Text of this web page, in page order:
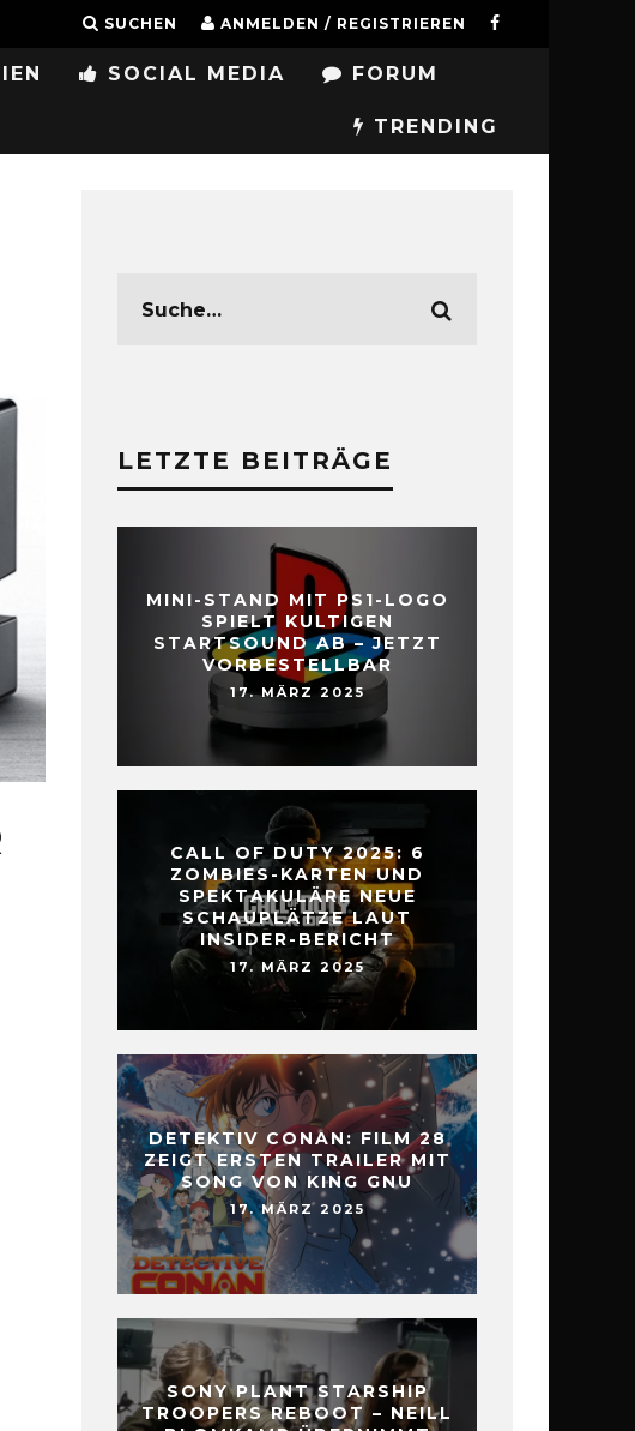
SUCHEN ANMELDEN / REGISTRIEREN
SOCIAL MEDIA FORUM
TRENDING
LETZTE BEITRÄGE
MINI-STAND MIT PS1-LOGO
SPIELT KULTIGEN
STARTSOUND AB – JETZT
VORBESTELLBAR
17. MÄRZ 2025
CALL OF DUTY 2025: 6
ZOMBIES-KARTEN UND
SPEKTAKULÄRE NEUE
SCHAUPLÄTZE LAUT
INSIDER-BERICHT
17. MÄRZ 2025
DETEKTIV CONAN: FILM 28
ZEIGT ERSTEN TRAILER MIT
SONG VON KING GNU
17. MÄRZ 2025
SONY PLANT STARSHIP
TROOPERS REBOOT – NEILL